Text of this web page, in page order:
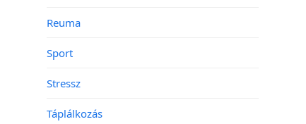
Reuma
Sport
Stressz
Táplálkozás